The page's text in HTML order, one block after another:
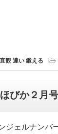
直観 違い 鍛える
びか２月号
ジェルナンバ